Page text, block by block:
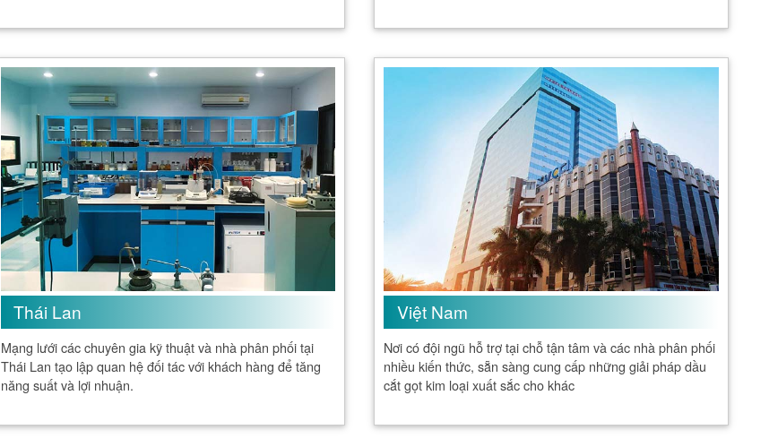
Thái Lan
Mạng lưới các chuyên gia kỹ thuật và nhà phân phối tại
Thái Lan tạo lập quan hệ đối tác với khách hàng để tăng
năng suất và lợi nhuận.
Việt Nam
Nơi có đội ngũ hỗ trợ tại chỗ tận tâm và các nhà phân phối
nhiều kiến thức, sẵn sàng cung cấp những giải pháp dầu
cắt gọt kim loại xuất sắc cho khác